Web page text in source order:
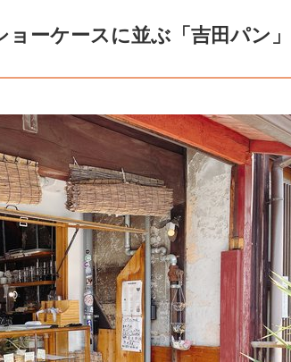
ーケースに並ぶ「吉田パン」